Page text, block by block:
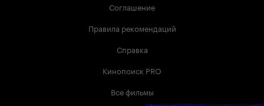
Соглашение
Правила рекомендаций
Справка
Кинопоиск PRO
Все фильмы